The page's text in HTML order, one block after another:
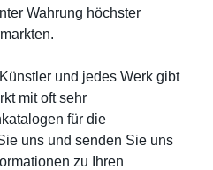
Wahrung höchster
und jedes Werk gibt
mit oft sehr
für die
uns und senden Sie uns
zu Ihren